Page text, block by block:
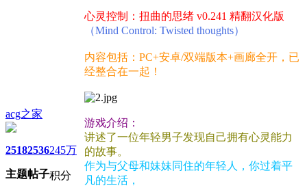
acg之家
2518
主题
2536
帖子
245万
积分
心灵控制：扭曲的思绪 v0.241 精翻汉化版
（Mind Control: Twisted thoughts）
内容包括：PC+安卓/双端版本+画廊全开，已
经整合在一起！
游戏介绍：
讲述了一位年轻男子发现自己拥有心灵能力
的故事。
作为与父母和妹妹同住的年轻人，你过着平
凡的生活，